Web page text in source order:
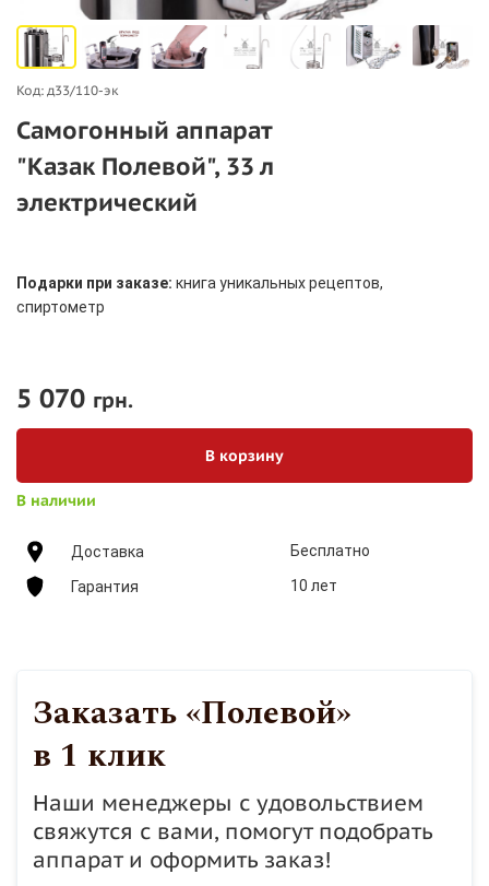
Код: д33/110-эк
Самогонный аппарат
"Казак Полевой", 33 л
электрический
Подарки при заказе: книга уникальных рецептов,
спиртометр
5 070 грн.
В корзину
В наличии
Доставка Бесплатно
Гарантия 10 лет
Заказать «Полевой»
в 1 клик
Наши менеджеры с удовольствием
свяжутся с вами, помогут подобрать
аппарат и оформить заказ!